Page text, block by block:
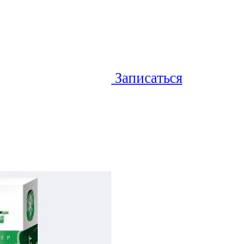
Записаться